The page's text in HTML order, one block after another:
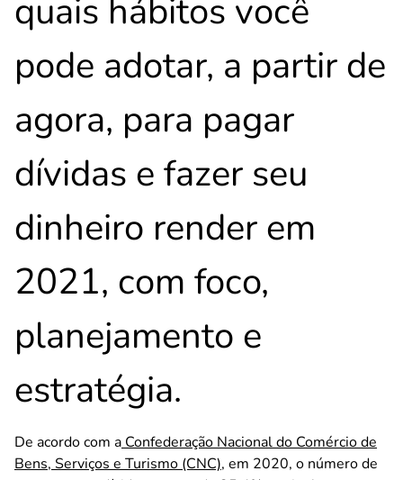
Investimentos: entenda porque a poupança não é a
melhor forma de aplicar o seu dinheiro
quais hábitos você
pode adotar, a partir de
agora, para pagar
dívidas e fazer seu
dinheiro render em
2021, com foco,
planejamento e
estratégia.
De acordo com a Confederação Nacional do Comércio de
Bens, Serviços e Turismo (CNC), em 2020, o número de